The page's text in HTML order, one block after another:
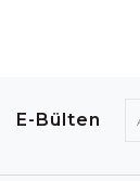
E-Bülten